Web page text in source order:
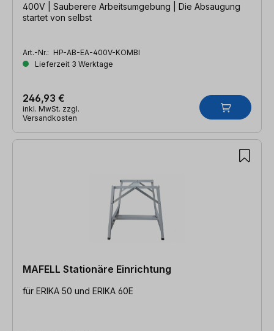
400V | Sauberere Arbeitsumgebung | Die Absaugung
startet von selbst
Art.-Nr.: HP-AB-EA-400V-KOMBI
Lieferzeit 3 Werktage
246,93 €
inkl. MwSt. zzgl.
Versandkosten
MAFELL Stationäre Einrichtung
für ERIKA 50 und ERIKA 60E